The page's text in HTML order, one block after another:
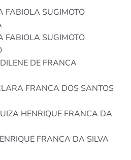
SUGIMOTO
SUGIMOTO
DE FRANCA
FRANCA DOS SANTOS
HENRIQUE FRANCA DA
FRANCA DA SILVA